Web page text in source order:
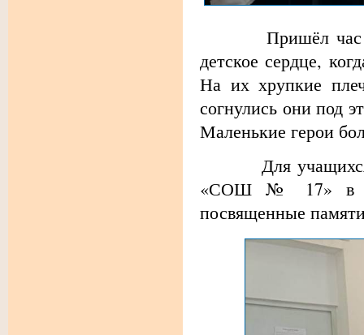
Пришёл час и
детское сердце,
На их хрупкие
согнулись они под
Маленькие герои
Для учащихся
«СОШ № 17» в
посвященные